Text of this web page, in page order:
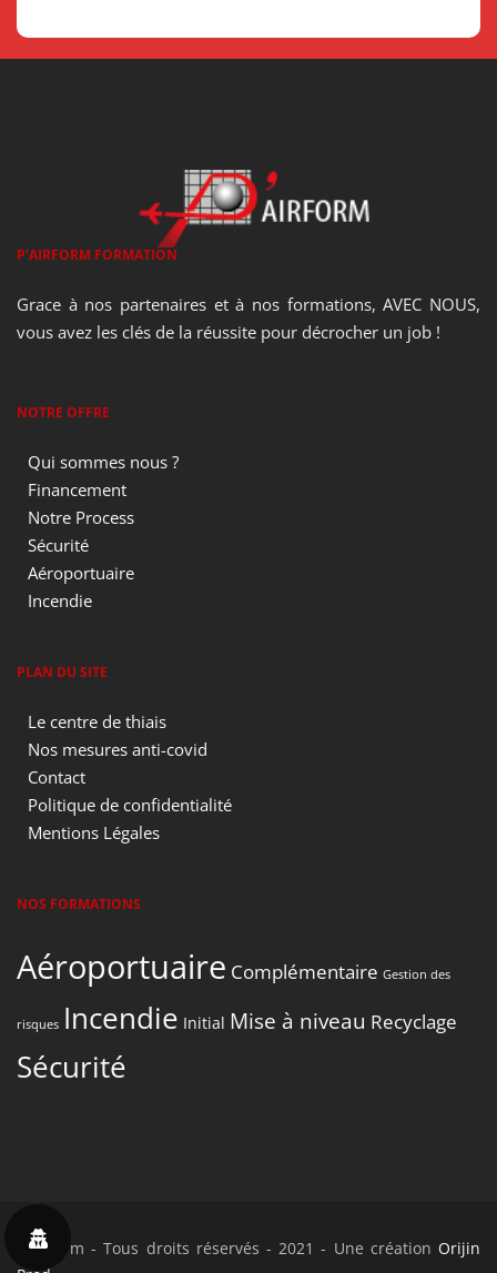
P’AIRFORM FORMATION
Grace à nos partenaires et à nos formations, AVEC NOUS,
vous avez les clés de la réussite pour décrocher un job !
NOTRE OFFRE
Qui sommes nous ?
Financement
Notre Process
Sécurité
Aéroportuaire
Incendie
PLAN DU SITE
Le centre de thiais
Nos mesures anti-covid
Contact
Politique de confidentialité
Mentions Légales
NOS FORMATIONS
Aéroportuaire Complémentaire Gestion des
risques Incendie Initial Mise à niveau Recyclage
Sécurité
P'airform - Tous droits réservés - 2021 - Une création Orijin